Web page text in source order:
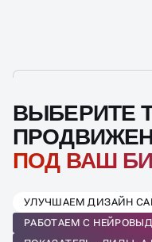
ВЫБЕРИТЕ
ПОД ВАШ
УЛУЧШАЕМ ДИЗАЙН
РАБОТАЕМ С
ПОКАЗАТЕЛЬ - ЛИДЫ, А
ЗАКУПАЕМ ССЫЛКИ И